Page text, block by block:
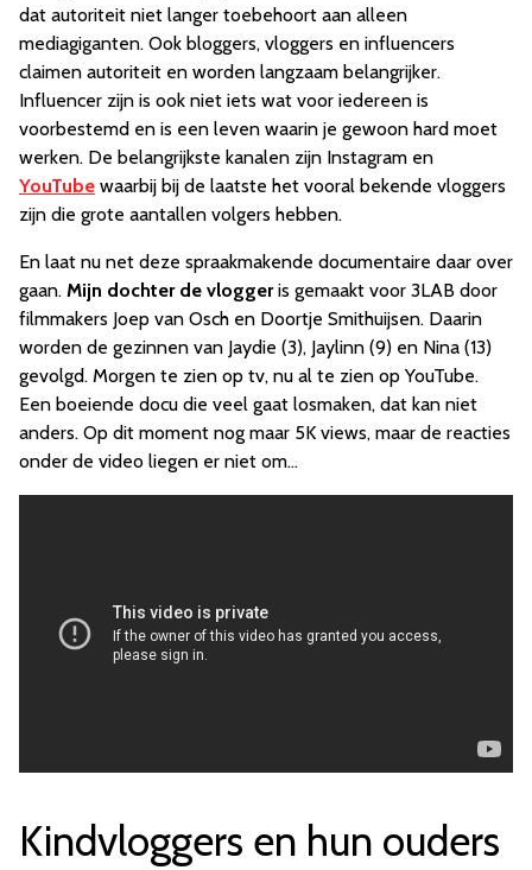
dat autoriteit niet langer toebehoort aan alleen
mediagiganten. Ook bloggers, vloggers en influencers
claimen autoriteit en worden langzaam belangrijker.
Influencer zijn is ook niet iets wat voor iedereen is
voorbestemd en is een leven waarin je gewoon hard moet
werken. De belangrijkste kanalen zijn Instagram en
YouTube waarbij bij de laatste het vooral bekende vloggers
zijn die grote aantallen volgers hebben.
En laat nu net deze spraakmakende documentaire daar over
gaan. Mijn dochter de vloggeris gemaakt voor 3LAB door
filmmakers Joep van Osch en Doortje Smithuijsen. Daarin
worden de gezinnen van Jaydie (3), Jaylinn (9) en Nina (13)
gevolgd. Morgen te zien op tv, nu al te zien op YouTube.
Een boeiende docu die veel gaat losmaken, dat kan niet
anders. Op dit moment nog maar 5K views, maar de reacties
onder de video liegen er niet om...
Kindvloggers en hun ouders